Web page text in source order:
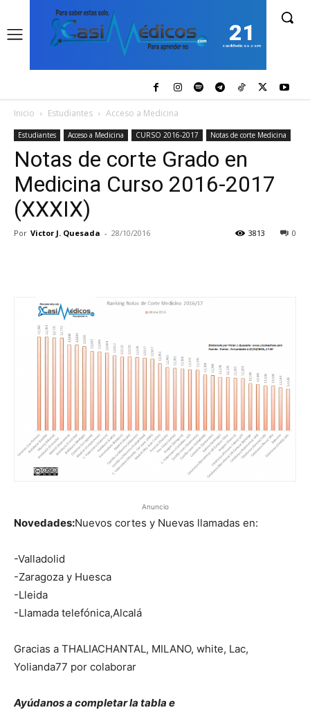
21
casiMedicos.com
Inicio Estudiantes Acceso a Medicina
Estudiantes Acceso a Medicina CURSO 2016-2017 Notas de corte Medicina
Notas de corte Grado en
Medicina Curso 2016-2017
(XXXIX)
Por Victor J. Quesada - 28/10/2016 0
3813
Anuncio
Novedades:Nuevos cortes y Nuevas llamadas en:
-Valladolid
-Zaragoza y Huesca
-Lleida
-Llamada telefónica,Alcalá
Gracias a THALIACHANTAL, MILANO, white, Lac,
Yolianda77 por colaborar
Ayúdanos a completar la tabla e